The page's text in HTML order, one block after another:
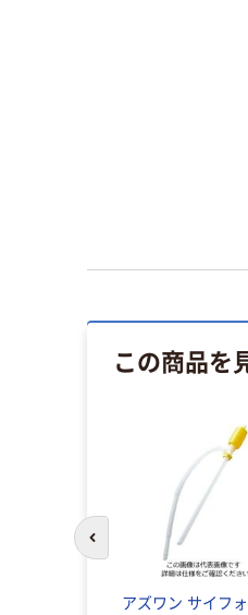
この商品を
アズワン サイフ
前のスライドへ